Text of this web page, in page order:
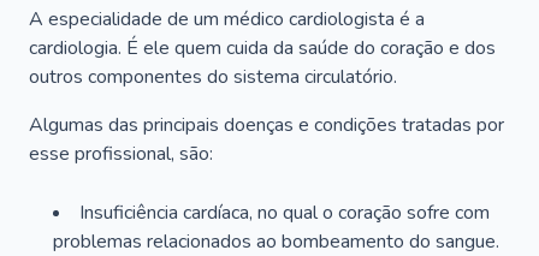
A especialidade de um médico cardiologista é a
cardiologia. É ele quem cuida da saúde do coração e dos
outros componentes do sistema circulatório.
Algumas das principais doenças e condições tratadas por
esse profissional, são:
Insuficiência cardíaca, no qual o coração sofre com
problemas relacionados ao bombeamento do sangue.